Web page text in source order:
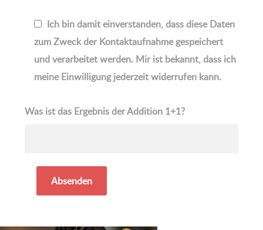
Ich bin damit einverstanden, dass diese Daten
zum Zweck der Kontaktaufnahme gespeichert
und verarbeitet werden. Mir ist bekannt, dass ich
meine Einwilligung jederzeit widerrufen kann.
Was ist das Ergebnis der Addition 1+1?